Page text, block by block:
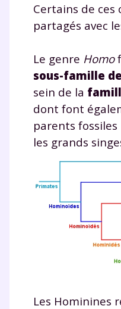
Certains de ces
partagés avec
Le genre Homo
sous-famille
sein de la
dont font
parents
les grands
Les Hominines